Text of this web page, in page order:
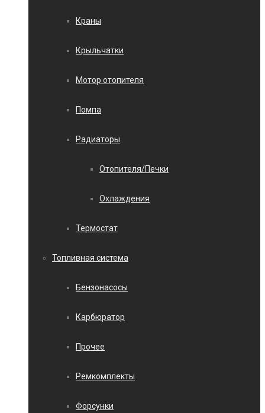
Краны
Крыльчатки
Мотор отопителя
Помпа
Радиаторы
Отопителя/Печки
Охлаждения
Термостат
Топливная система
Бензонасосы
Карбюратор
Прочее
Ремкомплекты
Форсунки